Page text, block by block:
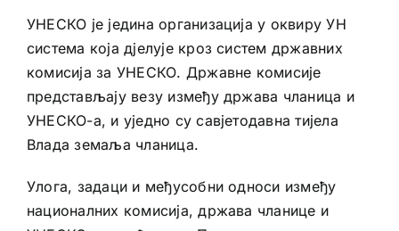
УНЕСКО је једина организација у оквиру УН
система која дјелује кроз систем државних
комисија за УНЕСКО. Државне комисије
представљају везу између држава чланица и
УНЕСКО-а, и уједно су савјетодавна тијела
Влада земаља чланица.
Улога, задаци и међусобни односи између
националних комисија, држава чланице и